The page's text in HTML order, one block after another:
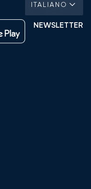
ITALIANO
NEWSLETTER